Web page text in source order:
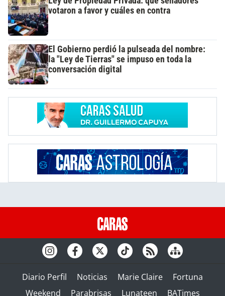
votaron a favor y cuáles en contra
El Gobierno perdió la pulseada del nombre:
la "Ley de Tierras" se impuso en toda la
conversación digital
Diario Perfil Noticias Marie Claire
Fortuna
Weekend
Parabrisas Lunateen BATimes